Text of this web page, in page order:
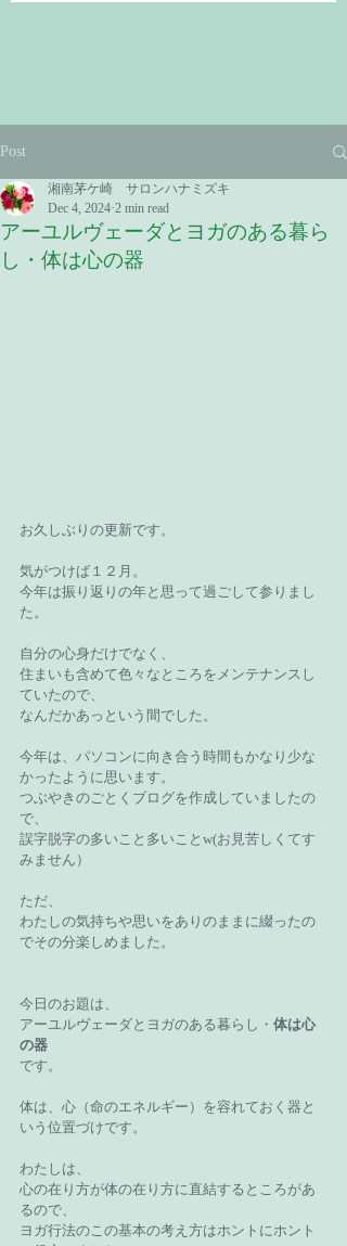
Post
アーユルヴェーダとヨガのある暮ら
し・体は心の器
湘南茅ケ崎 サロンハナミズキ
Dec 4, 2024 2 min read
お久しぶりの更新です。
気がつけば１２月。
今年は振り返りの年と思って過ごして参りまし
た。
自分の心身だけでなく、
住まいも含めて色々なところをメンテナンスし
ていたので、
なんだかあっという間でした。
今年は、パソコンに向き合う時間もかなり少な
かったように思います。
つぶやきのごとくブログを作成していましたの
で、
誤字脱字の多いこと多いことw(お見苦しくてす
みません）
ただ、
わたしの気持ちや思いをありのままに綴ったの
でその分楽しめました。
今日のお題は、
アーユルヴェーダとヨガのある暮らし・ 体は心
の器
です。
体は、心（命のエネルギー）を容れておく器と
いう位置づけです。
わたしは、
心の在り方が体の在り方に直結するところがあ
るので、
ヨガ行法のこの基本の考え方はホントにホント